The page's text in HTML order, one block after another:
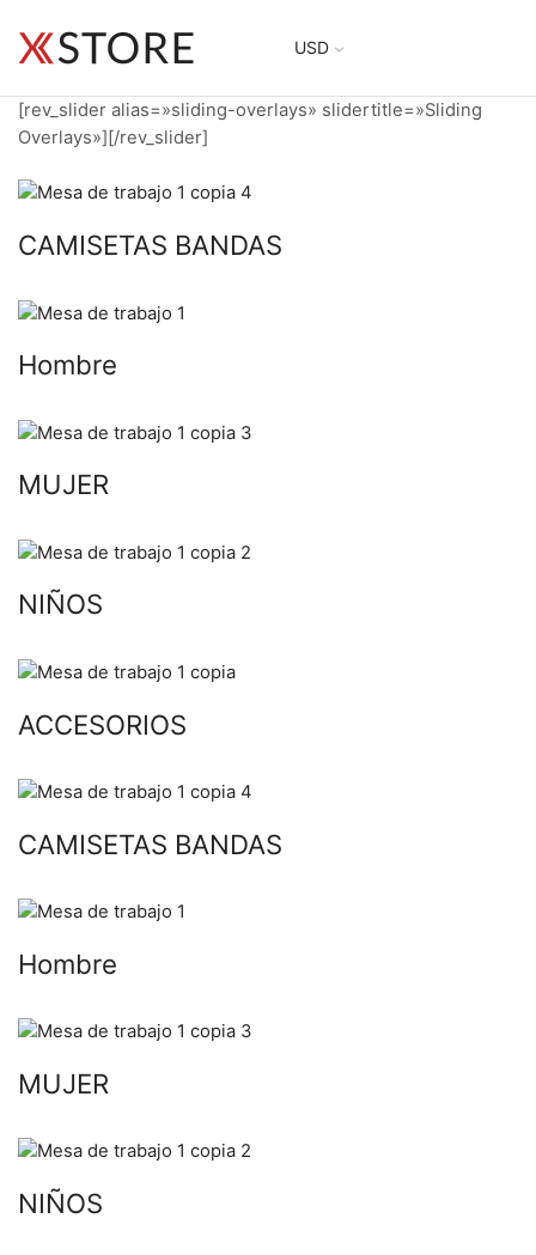
USD
[rev_slider alias=»sliding-overlays» slidertitle=»Sliding
Overlays»][/rev_slider]
CAMISETAS BANDAS
Hombre
MUJER
NIÑOS
ACCESORIOS
CAMISETAS BANDAS
Hombre
MUJER
NIÑOS